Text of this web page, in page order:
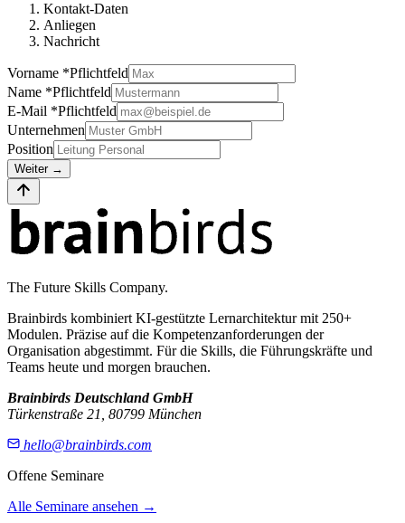
Kontakt-Daten
Anliegen
Nachricht
Vorname *Pflichtfeld
Name *Pflichtfeld
E-Mail *Pflichtfeld
Unternehmen
Position
Weiter→
The Future Skills Company.
Brainbirds kombiniert KI-gestützte Lernarchitektur mit 250+
Modulen. Präzise auf die Kompetenzanforderungen der
Organisation abgestimmt. Für die Skills, die Führungskräfte und
Teams heute und morgen brauchen.
Brainbirds Deutschland GmbH
Türkenstraße 21, 80799 München
hello@brainbirds.com
Offene Seminare
Alle Seminare ansehen →